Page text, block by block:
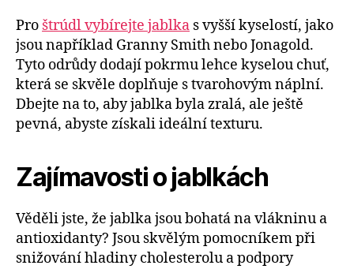
Pro štrúdl vybírejte jablka s vyšší kyselostí, jako
jsou například Granny Smith nebo Jonagold.
Tyto odrůdy dodají pokrmu lehce kyselou chuť,
která se skvěle doplňuje s tvarohovým náplní.
Dbejte na to, aby jablka byla zralá, ale ještě
pevná, abyste získali ideální texturu.
Zajímavosti o jablkách
Věděli jste, že jablka jsou bohatá na vlákninu a
antioxidanty? Jsou skvělým pomocníkem při
snižování hladiny cholesterolu a podpory